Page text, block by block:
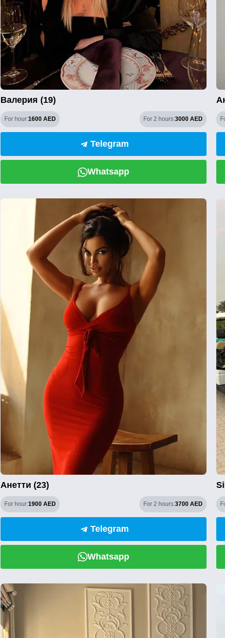
Валерия (19)
For hour:1600 AED For 2 hours:3000 AED
Telegram
Whatsapp
Анетти (23)
For hour:1900 AED For 2 hours:3700 AED
Telegram
Whatsapp